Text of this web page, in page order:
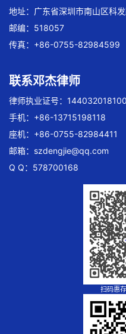
地址：广东省深圳市南山区科
邮编：518057
传真：+86-0755-82984599
联系邓杰律师
律师执业证号：
手机：+86-13715198118
座机：+86-0755-82984411
邮箱： szdengjie@qq.com
Q Q：578700168
扫码惠